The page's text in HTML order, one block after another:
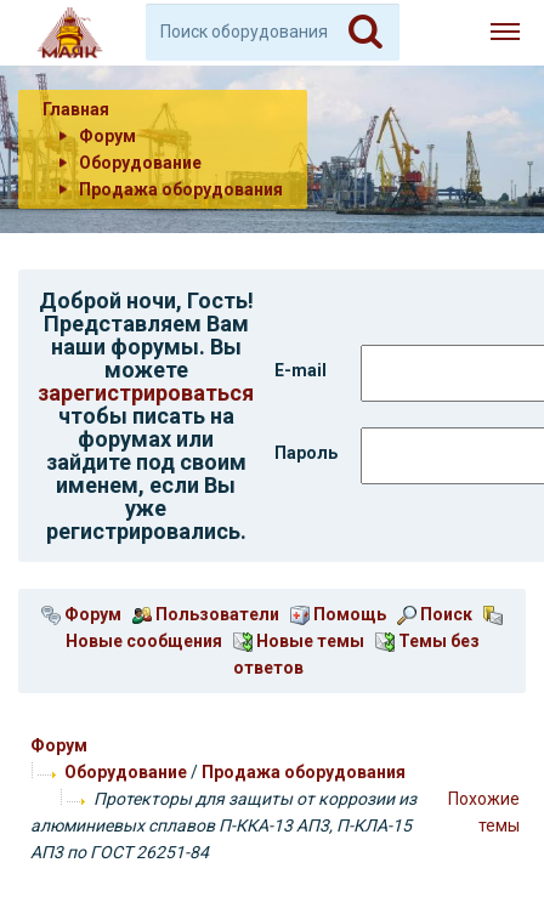
Главная
Форум
Оборудование
Продажа оборудования
Доброй ночи, Гость!
Представляем Вам
наши форумы. Вы
можете
зарегистрироваться
чтобы писать на
форумах или
зайдите под своим
именем, если Вы
уже
регистрировались.
E-mail
Пароль
Форум Пользователи Помощь
Поиск
Новые сообщения
Новые темы
Темы без
ответов
Форум
Оборудование/ Продажа оборудования
Протекторы для защиты от коррозии из
алюминиевых сплавов П-ККА-13 АП3, П-КЛА-15
АП3 по ГОСТ 26251-84
Похожие
темы